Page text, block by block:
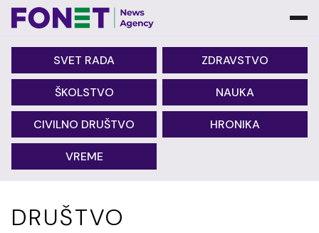
SVET RADA ZDRAVSTVO
ŠKOLSTVO NAUKA
CIVILNO DRUŠTVO HRONIKA
VREME
DRUŠTVO